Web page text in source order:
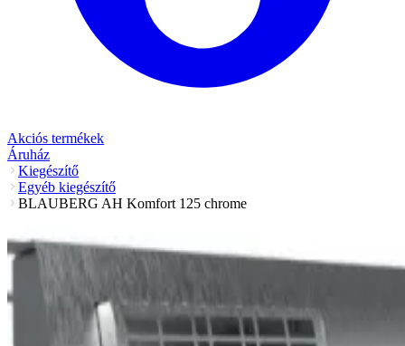
Akciós termékek
Áruház
Kiegészítő
Egyéb kiegészítő
BLAUBERG AH Komfort 125 chrome